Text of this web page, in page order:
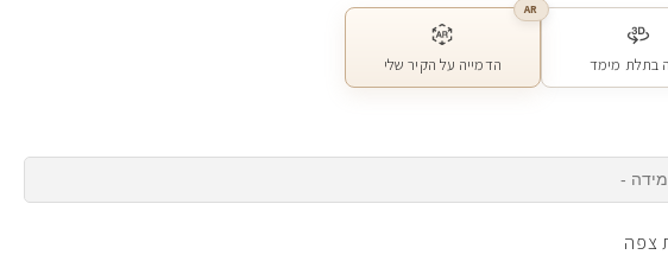
בתלת מימד
AR
הדמייה על הקיר שלי
צפה